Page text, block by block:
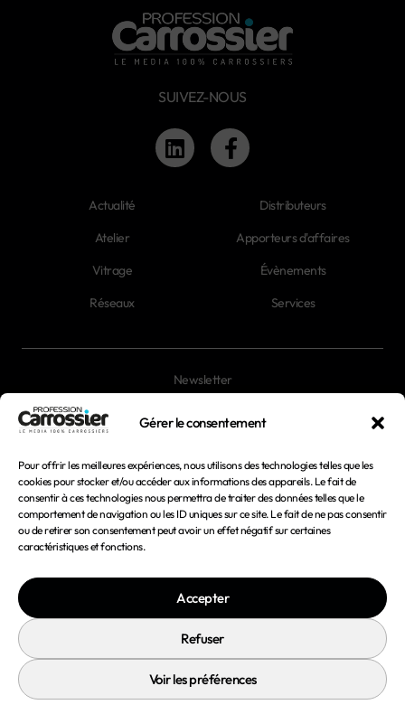
Gérer le consentement
Pour offrir les meilleures expériences, nous utilisons des technologies telles que les
cookies pour stocker et/ou accéder aux informations des appareils. Le fait de
consentir à ces technologies nous permettra de traiter des données telles que le
comportement de navigation ou les ID uniques sur ce site. Le fait de ne pas consentir
ou de retirer son consentement peut avoir un effet négatif sur certaines
caractéristiques et fonctions.
Accepter
Refuser
Voir les préférences
SUIVEZ-NOUS
Actualité
Atelier
Vitrage
Réseaux
Distributeurs
Apporteurs d'affaires
Évènements
Services
Newsletter
Mentions légales
Conditions générales d'utilisation
Conditions générales de vente
Politique de cookies
© 2026 Profession Carrossier - Tous droits réservés